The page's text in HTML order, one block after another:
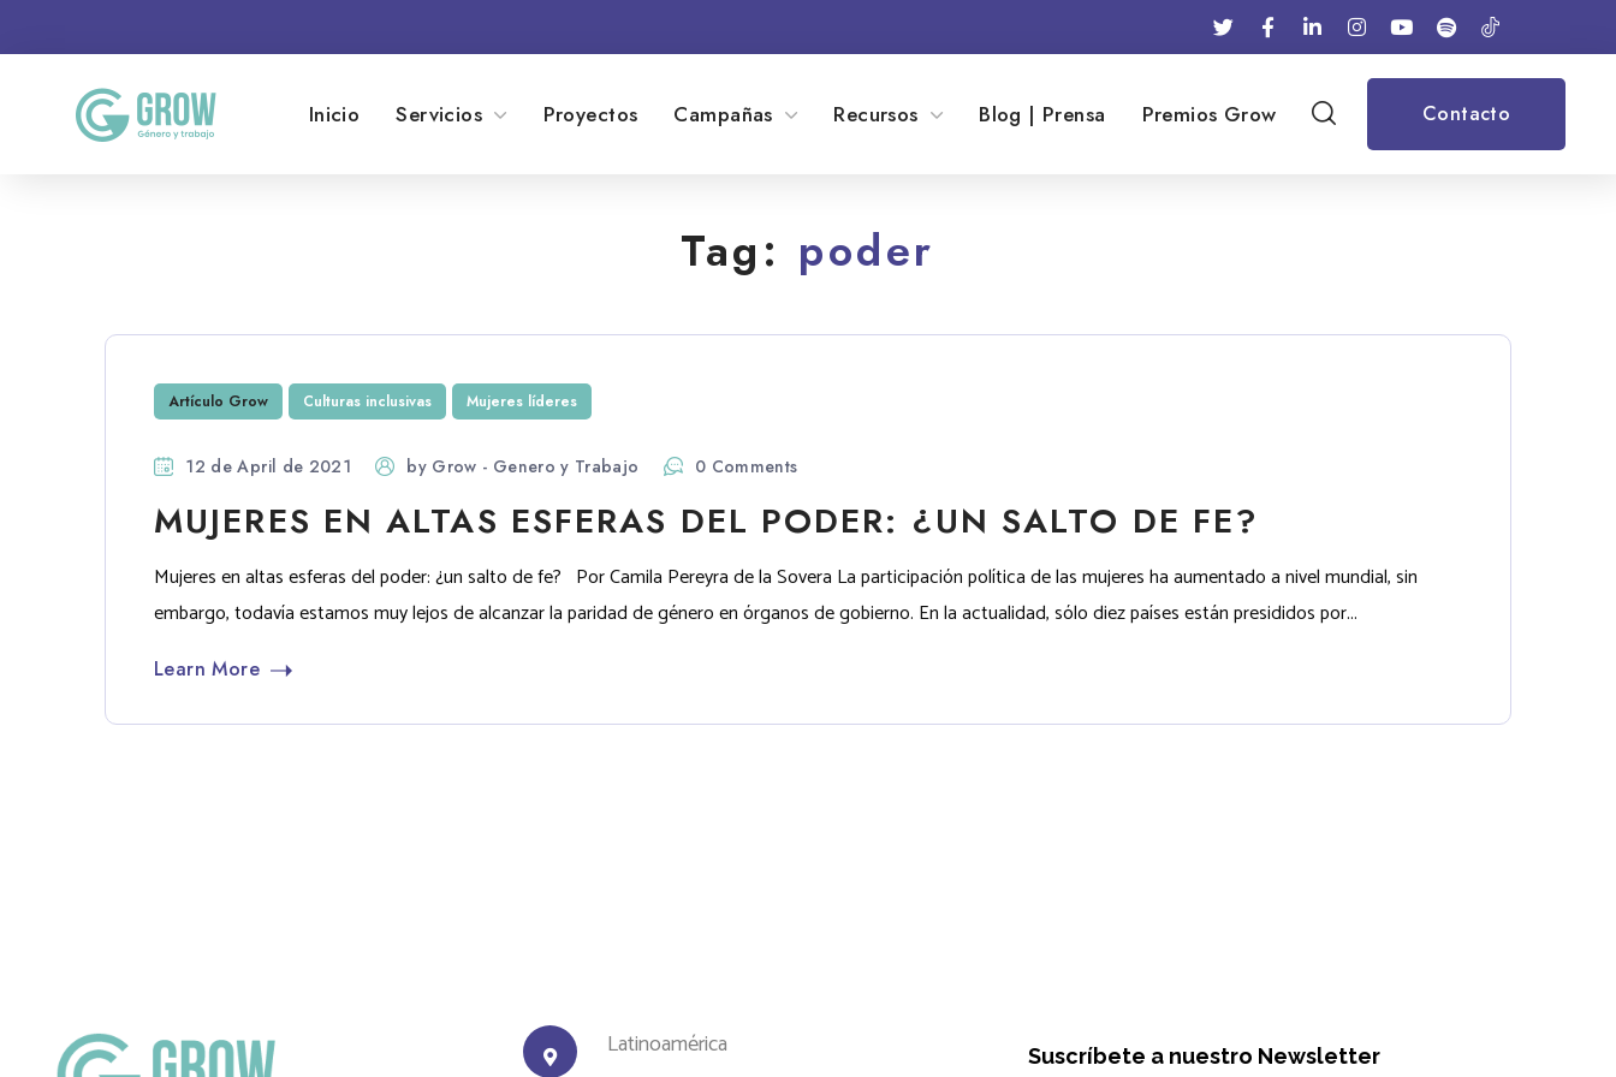
Inicio Servicios Proyectos Campañas Recursos Blog | Prensa Premios Grow Contacto
Tag: poder
Artículo Grow Culturas inclusivas Mujeres líderes
12 de April de 2021 by Grow - Genero y Trabajo 0 Comments
MUJERES EN ALTAS ESFERAS DEL PODER: ¿UN SALTO DE FE?
Mujeres en altas esferas del poder: ¿un salto de fe? Por Camila Pereyra de la Sovera La participación política de las mujeres ha aumentado a nivel mundial, sin
embargo, todavía estamos muy lejos de alcanzar la paridad de género en órganos de gobierno. En la actualidad, sólo diez países están presididos por...
Learn More
Latinoamérica Suscríbete a nuestro Newsletter